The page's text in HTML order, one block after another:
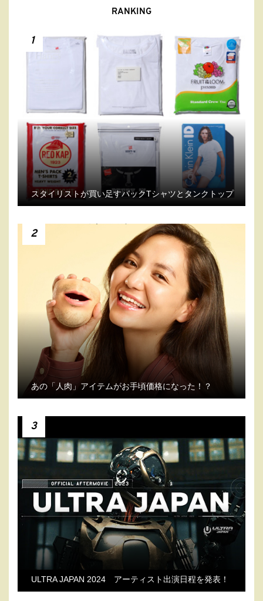
RANKING
1
スタイリストが買い足すパックTシャツとタンクトップ
2
あの「人肉」アイテムがお手頃価格になった！？
3
ULTRA JAPAN 2024 アーティスト出演日程を発表！